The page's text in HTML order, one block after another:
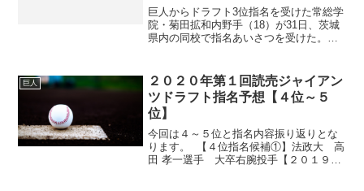
手 高卒右内野手
巨人からドラフト3位指名を受けた常総学
院・菊田拡和内野手（18）が31日、茨城
県内の同校で指名あいさつを受けた。セ
される選手になりたい」と意気込ん
だ。 高校通算58本塁打...
巨人
２０２０年第１回読売ジャイアン
ツドラフト指名予想【４位～５
位】
今回は４～５位と指名内容振り返りとな
ります。 【４位指名候補①】法政大 高
田 孝一選手 大卒右腕投手【２０１９侍